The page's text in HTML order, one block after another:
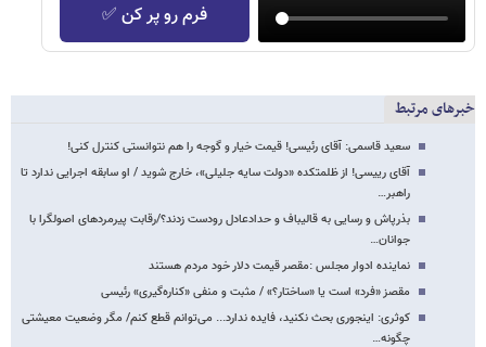
فرم رو پر کن ✅
خبرهای مرتبط
سعید قاسمی: آقای رئیسی! قیمت خیار و گوجه را هم نتوانستی کنترل کنی!
آقای رییسی! از ظلمتکده «دولت سایه جلیلی»، خارج شوید / او سابقه اجرایی ندارد تا
راهبر…
بذرپاش و رسایی به قالیباف و حدادعادل رودست زدند؟/رقابت پیرمردهای اصولگرا با
جوانان…
نماینده ادوار مجلس :مقصر قیمت دلار خود مردم هستند
مقصز «فرد» است یا «ساختار؟» / مثبت و منفی «کناره‌گیری» رئیسی
کوثری: اینجوری بحث نکنید، فایده ندارد... می‌توانم قطع کنم/ مگر وضعیت معیشتی
چگونه…